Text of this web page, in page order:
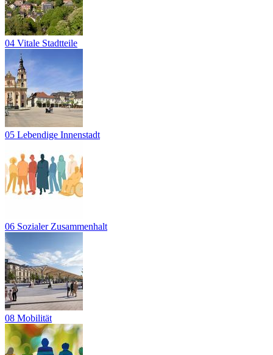
04 Vitale Stadtteile
05 Lebendige Innenstadt
06 Sozialer Zusammenhalt
08 Mobilität